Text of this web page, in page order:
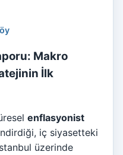
Makro
İlk
enflasyonist
iç siyasetteki
üzerinde